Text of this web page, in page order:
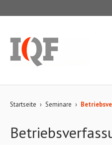
Startseite › Seminare ›